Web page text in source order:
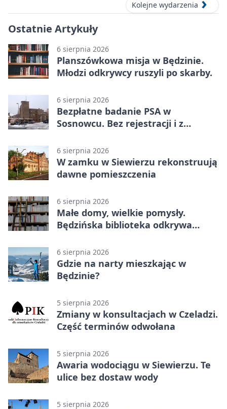
Kolejne wydarzenia
Ostatnie Artykuły
6 sierpnia 2026
Planszówkowa misja w Będzinie.
Młodzi odkrywcy ruszyli po skarby.
6 sierpnia 2026
Bezpłatne badanie PSA w
Sosnowcu. Bez rejestracji i z
6 sierpnia 2026
W zamku w Siewierzu rekonstruują
dawne pomieszczenia
6 sierpnia 2026
Małe domy, wielkie pomysły.
Będzińska biblioteka odkrywa
6 sierpnia 2026
Gdzie na narty mieszkając w
Będzinie?
5 sierpnia 2026
Zmiany w konsultacjach w Czeladzi.
Część terminów odwołana
5 sierpnia 2026
Awaria wodociągu w Siewierzu. Te
ulice bez dostaw wody
5 sierpnia 2026